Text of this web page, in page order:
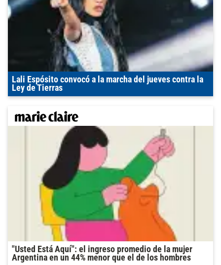
Lali Espósito convocó a la marcha del jueves contra la
Ley de Tierras
"Usted Está Aquí": el ingreso promedio de la mujer
Argentina en un 44% menor que el de los hombres